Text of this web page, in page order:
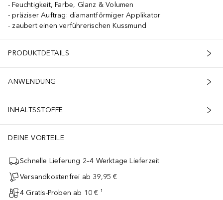
Feuchtigkeit, Farbe, Glanz & Volumen
präziser Auftrag: diamantförmiger Applikator
zaubert einen verführerischen Kussmund
PRODUKTDETAILS
ANWENDUNG
INHALTSSTOFFE
DEINE VORTEILE
Schnelle Lieferung 2–4 Werktage Lieferzeit
Versandkostenfrei ab 39,95 €
4 Gratis-Proben ab 10 € ¹